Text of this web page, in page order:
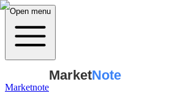
Open menu
Marketnote
MarketNote